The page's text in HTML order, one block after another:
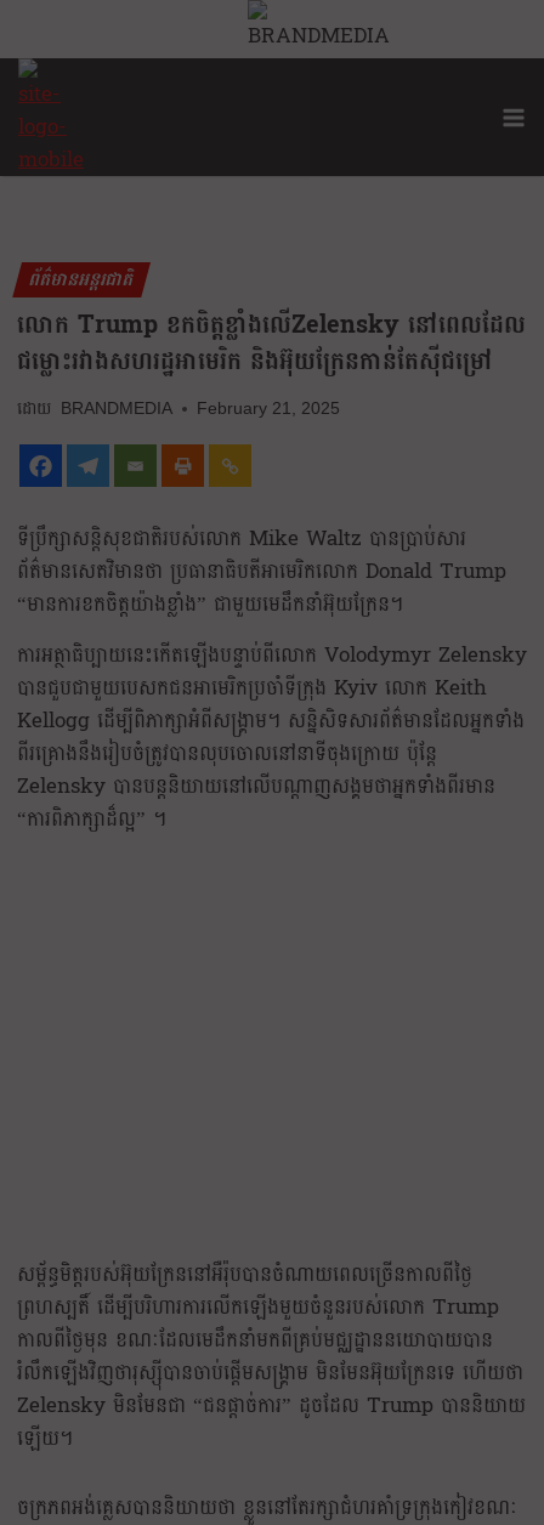
ព័ត៌មានអន្តរជាតិ
លោក Trump ខកចិត្តខ្លាំងលើZelensky នៅពេលដែល
ជម្លោះរវាងសហរដ្ឋអាមេរិក និងអ៊ុយក្រែនកាន់តែស៊ីជម្រៅ
BRANDMEDIA February 21, 2025
ទីប្រឹក្សាសន្តិសុខជាតិរបស់លោក Mike Waltz បានប្រាប់សារ
ព័ត៌មានសេតវិមានថា ប្រធានាធិបតីអាមេរិកលោក Donald Trump
“មានការខកចិត្តយ៉ាងខ្លាំង” ជាមួយមេដឹកនាំអ៊ុយក្រែន។
ការអត្ថាធិប្បាយនេះកើតឡើងបន្ទាប់ពីលោក Volodymyr Zelensky
បានជួបជាមួយបេសកជនអាមេរិកប្រចាំទីក្រុង Kyiv លោក Keith
Kellogg ដើម្បីពិភាក្សាអំពីសង្គ្រាម។ សន្និសិទសារព័ត៌មានដែលអ្នកទាំង
ពីរគ្រោងនឹងរៀបចំត្រូវបានលុបចោលនៅនាទីចុងក្រោយ ប៉ុន្តែ
Zelensky បានបន្តនិយាយនៅលើបណ្តាញសង្គមថាអ្នកទាំងពីរមាន
“ការពិភាក្សាដ៏ល្អ” ។
សម្ព័ន្ធមិត្តរបស់អ៊ុយក្រែននៅអឺរ៉ុបបានចំណាយពេលច្រើនកាលពីថ្ងៃ
ព្រហស្បតិ៍ ដើម្បីបរិហារការលើកឡើងមួយចំនួនរបស់លោក Trump
កាលពីថ្ងៃមុន ខណៈដែលមេដឹកនាំមកពីគ្រប់មជ្ឈដ្ឋាននយោបាយបាន
រំលឹកឡើងវិញថារុស្ស៊ីបានចាប់ផ្តើមសង្រ្គាម មិនមែនអ៊ុយក្រែនទេ ហើយថា
Zelensky មិនមែនជា “ជនផ្តាច់ការ” ដូចដែល Trump បាននិយាយ
ឡើយ។
ចក្រភពអង់គ្លេសបាននិយាយថា ខ្លួននៅតែរក្សាជំហរគាំទ្រក្រុងកៀវខណៈ